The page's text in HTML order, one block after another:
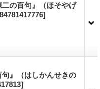
の百句』（ほそやげ
』（はしかんせきの